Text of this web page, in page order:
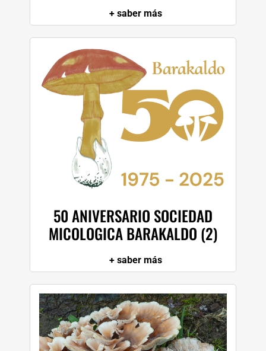
+ saber más
50 ANIVERSARIO SOCIEDAD
MICOLOGICA BARAKALDO (2)
+ saber más